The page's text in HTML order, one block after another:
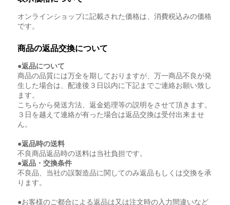
オンラインショップに記載された価格は、消費税込みの価格
です。
商品の返品交換について
●返品について
商品の品質には万全を期しておりますが、万一商品不良が発
生した場合は、配達後３日以内に下記までご連絡お願い致し
ます。
こちらから発送方法、返金処理等の説明をさせて頂きます。
３日を越えて連絡が有った場合は返品交換は受付出来ませ
ん。
●返品時の送料
不良商品返品時の送料は当社負担です。
●返品・交換条件
不良品、当社の誤製造品に関してのみ返品もしくは交換を承
ります。
●お客様のご都合による返品は又は注文時の入力間違いなど